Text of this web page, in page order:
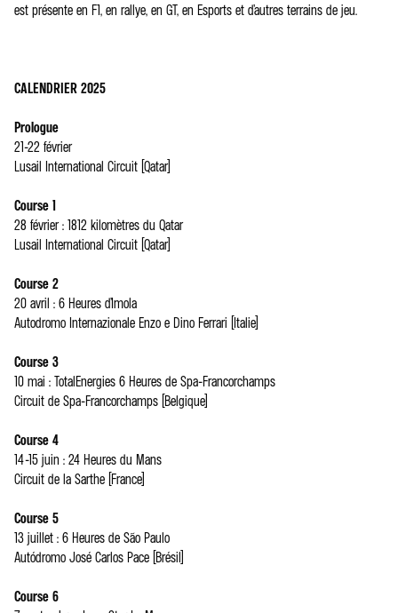
est présente en F1, en rallye, en GT, en Esports et d’autres terrains de jeu.
CALENDRIER 2025
Prologue
21-22 février
Lusail International Circuit (Qatar)
Course 1
28 février : 1812 kilomètres du Qatar
Lusail International Circuit (Qatar)
Course 2
20 avril : 6 Heures d’Imola
Autodromo Internazionale Enzo e Dino Ferrari (Italie)
Course 3
10 mai : TotalEnergies 6 Heures de Spa-Francorchamps
Circuit de Spa-Francorchamps (Belgique)
Course 4
14-15 juin : 24 Heures du Mans
Circuit de la Sarthe (France)
Course 5
13 juillet : 6 Heures de São Paulo
Autódromo José Carlos Pace (Brésil)
Course 6